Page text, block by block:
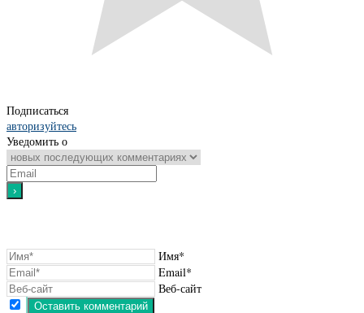
Подписаться
авторизуйтесь
Уведомить о
Имя*
Email*
Веб-сайт